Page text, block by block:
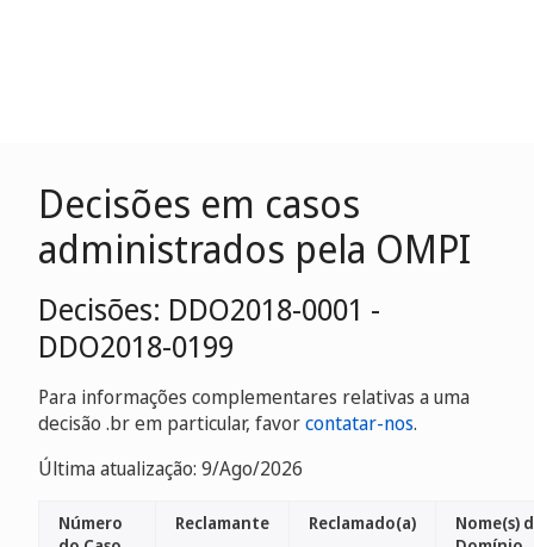
Decisões em casos
administrados pela OMPI
Decisões: DDO2018-0001 -
DDO2018-0199
Para informações complementares relativas a uma
decisão .br em particular, favorcontatar-nos.
Última atualização: 9/Ago/2026
Número
Reclamante Reclamado(a)
Nome(s)